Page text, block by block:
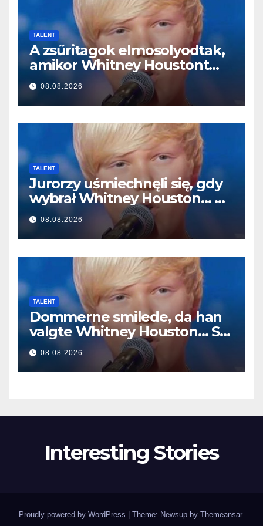
TALENT
A zsűritagok elmosolyodtak,
amikor Whitney Houstont
választotta… Aztán énekelni
kezdett
08.08.2026
TALENT
Jurorzy uśmiechnęli się, gdy
wybrał Whitney Houston… A
potem zaczął śpiewać
08.08.2026
TALENT
Dommerne smilede, da han
valgte Whitney Houston… Så
begyndte han at synge
08.08.2026
Interesting Stories
Proudly powered by WordPress Theme: Newsup by Themeansar.